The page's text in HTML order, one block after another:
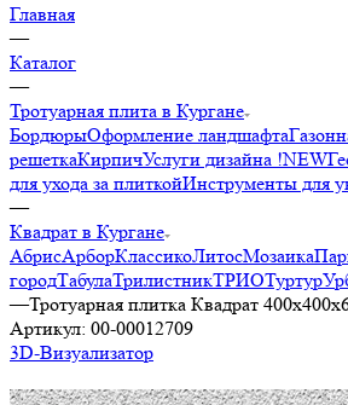
Главная
—
Каталог
—
Тротуарная плита в Кургане
БордюрыОформление ландшафта
решеткаКирпичУслуги дизайна !NEW
для ухода за плиткойИнструменты для
—
Квадрат в Кургане
АбрисАрборКлассикоЛитосМозаика
городТабулаТрилистникТРИОТуртур
—Тротуарная плитка Квадрат
Артикул: 00-00012709
3D-Визуализатор